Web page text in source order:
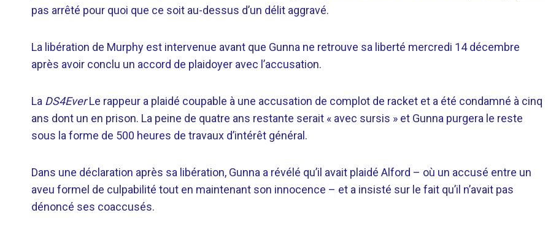
pas arrêté pour quoi que ce soit au-dessus d’un délit aggravé.
La libération de Murphy est intervenue avant que Gunna ne retrouve sa liberté mercredi 14 décembre
après avoir conclu un accord de plaidoyer avec l’accusation.
La DS4EverLe rappeur a plaidé coupable à une accusation de complot de racket et a été condamné à cinq
ans dont un en prison. La peine de quatre ans restante serait « avec sursis » et Gunna purgera le reste
sous la forme de 500 heures de travaux d’intérêt général.
Dans une déclaration après sa libération, Gunna a révélé qu’il avait plaidé Alford – où un accusé entre un
aveu formel de culpabilité tout en maintenant son innocence – et a insisté sur le fait qu’il n’avait pas
dénoncé ses coaccusés.